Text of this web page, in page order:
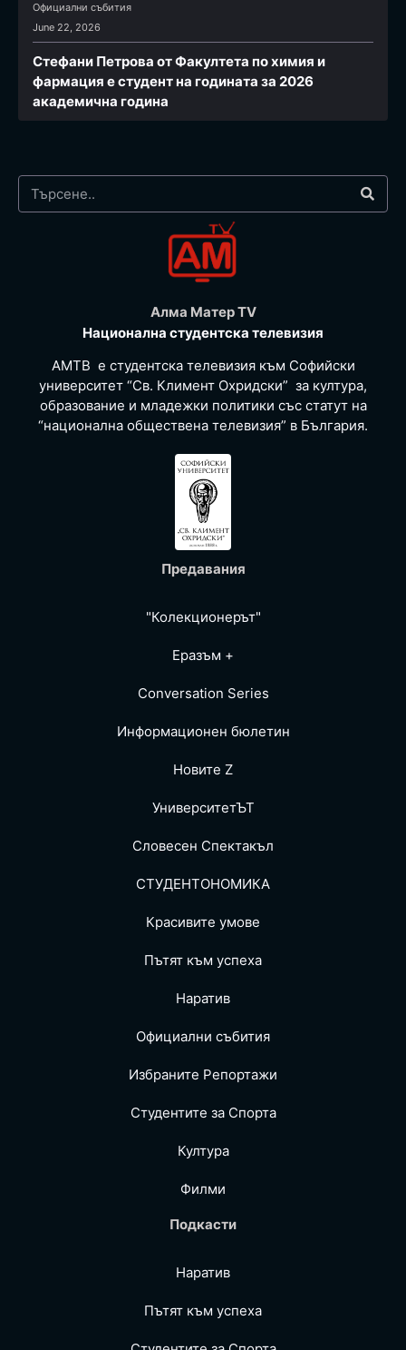
Официални събития
June 22, 2026
Стефани Петрова от Факултета по химия и
фармация e студент на годината за 2026
академична година
Алма Матер TV
Национална студентска телевизия
АМТВ е студентска телевизия към Софийски
университет “Св. Климент Охридски” за култура,
образование и младежки политики със статут на
“национална обществена телевизия” в България.
Предавания
"Колекционерът"
Еразъм +
Conversation Series
Информационен бюлетин
Новите Z
УниверситетЪТ
Словесен Спектакъл
СТУДЕНТОНОМИКА
Красивите умове
Пътят към успеха
Наратив
Официални събития
Избраните Репoртажи
Студентите за Спортa
Култура
Филми
Подкасти
Наратив
Пътят към успеха